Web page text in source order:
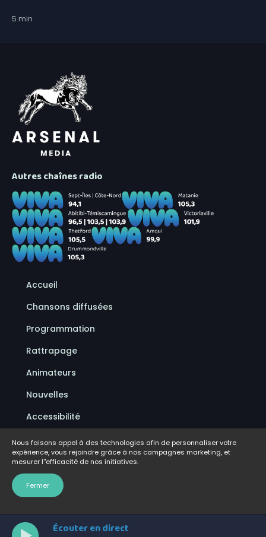
Écouter en direct
5 min
Autres chaînes radio
Accueil
Chansons diffusées
Programmation
Rattrapage
Animateurs
Nouvelles
Accessibilité
Politique de confidentialité
Conditions d'utilisation
FAQ
Nous faisons appel à des technologies afin de personnaliser votre
expérience, vous rejoindre grâce à nos campagnes marketing, et
mesurer l''efficacité de nos initiatives.
Fermer